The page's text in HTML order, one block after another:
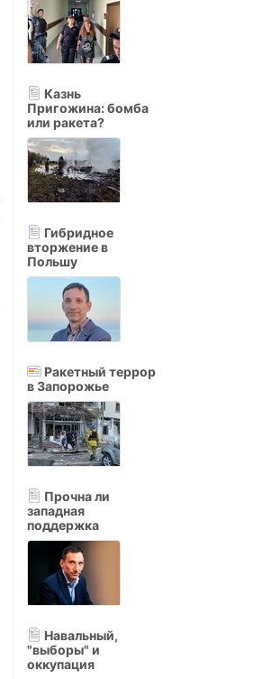
Казнь
Пригожина: бомба
или ракета?
Гибридное
вторжение в
Польшу
Ракетный террор
в Запорожье
Прочна ли
западная
поддержка
Навальный,
"выборы" и
оккупация